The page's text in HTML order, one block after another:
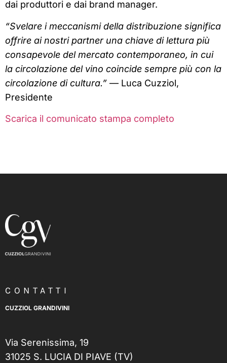
dai produttori e dai brand manager.
“Svelare i meccanismi della distribuzione significa
offrire ai nostri partner una chiave di lettura più
consapevole del mercato contemporaneo, in cui
la circolazione del vino coincide sempre più con la
circolazione di cultura.” — Luca Cuzziol,
Presidente
Scarica il comunicato stampa completo
CONTATTI
CUZZIOL GRANDIVINI
Via Serenissima, 19
31025 S. LUCIA DI PIAVE (TV)